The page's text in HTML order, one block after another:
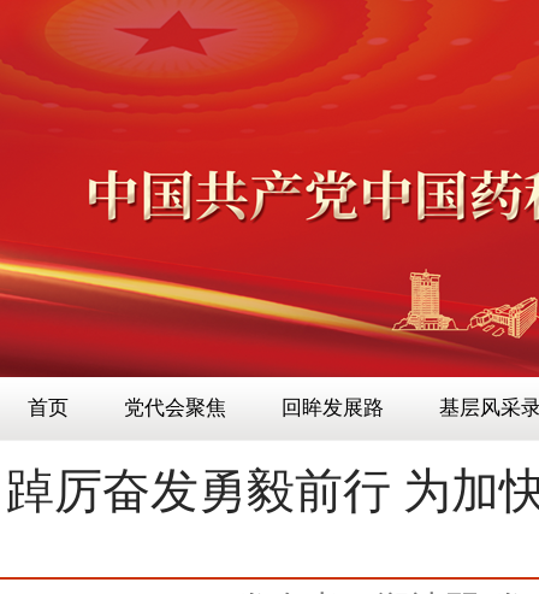
首页 党代会聚焦 回眸发展路 基层风采
踔厉奋发勇毅前行 为加